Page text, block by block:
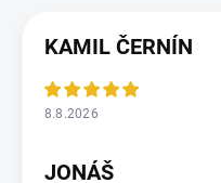
KAMIL ČERNÍN
8.8.2026
JONÁŠ